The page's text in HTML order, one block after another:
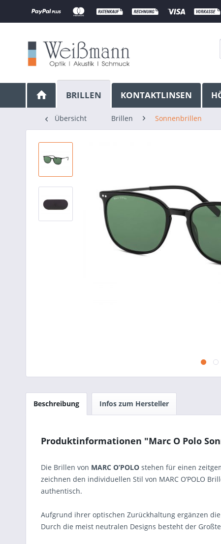
BRILLEN KONTAKTLINSEN
Übersicht Brillen Sonnenbrillen
Beschreibung Infos zum Hersteller
Produktinformationen "Marc O Polo
Die Brillen von MARC O’POLO stehen für einen
zeichnen den individuellen Stil von MARC O’POLO
authentisch.
Aufgrund ihrer optischen Zurückhaltung ergänzen die
Durch die meist neutralen Designs besteht der